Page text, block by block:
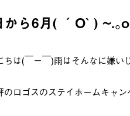
から6月( ´O` ) ~.｡o
ちは(￣ー￣)雨はそんなに嫌
のロゴスのステイホームキャ